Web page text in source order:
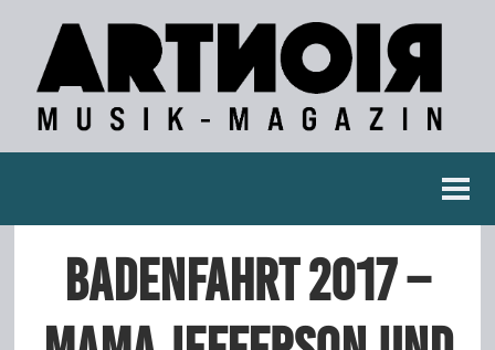
Konzertberichte
Fotoreportagen
Badenfahrt 2017 –